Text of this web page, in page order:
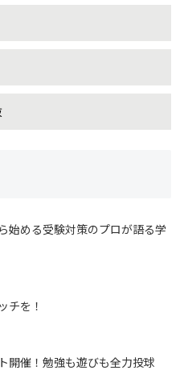
始める受験対策のプロが語る学
チを！
開催！勉強も遊びも全力投球